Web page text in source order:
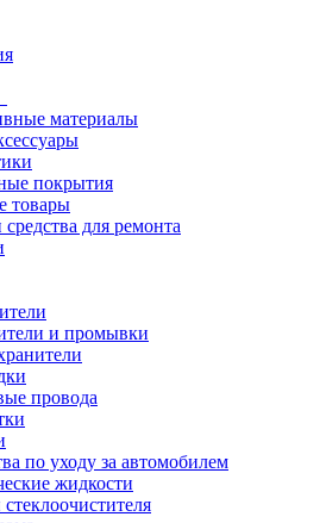
материалы
покрытия
товары
для ремонта
и промывки
провода
по уходу за автомобилем
жидкости